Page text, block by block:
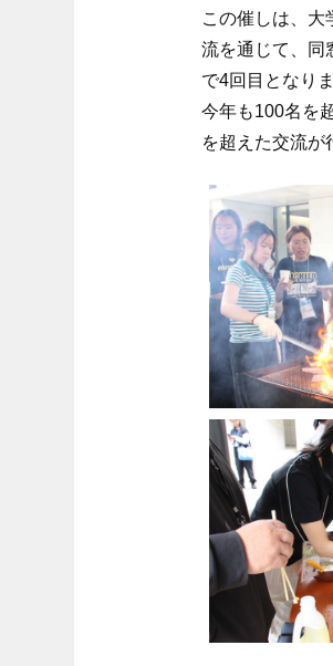
この催しは、大
流を通じて、同
で4回目となりま
今年も100名を
を超えた交流が